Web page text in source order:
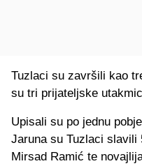
Tuzlaci su završili kao
su tri prijateljske
Upisali su po jednu
Jaruna su Tuzlaci slavili
Mirsad Ramić te